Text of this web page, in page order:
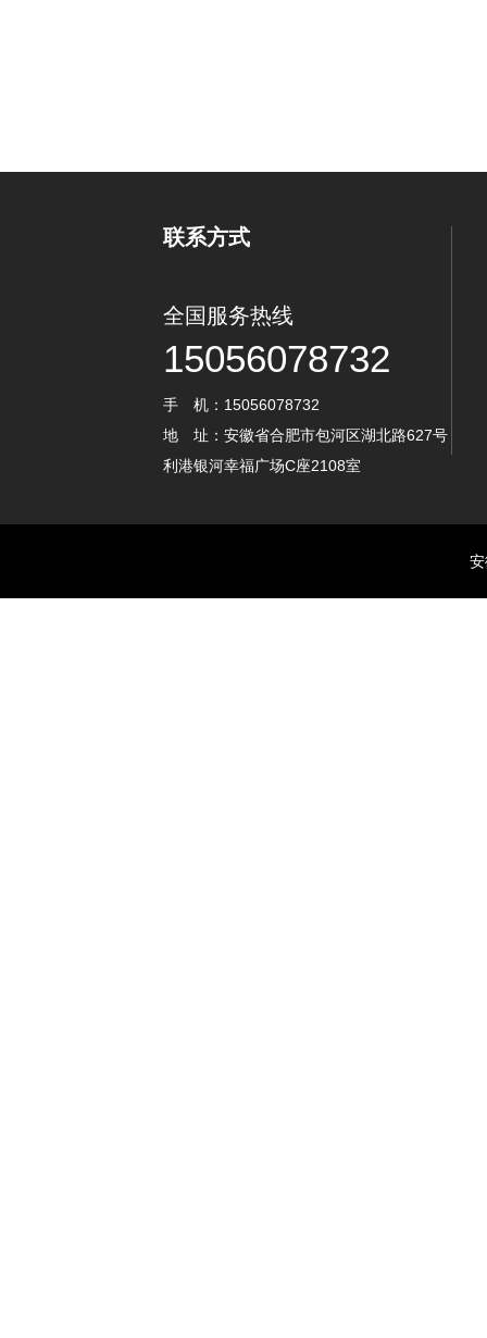
联系方式
全国服务热线
15056078732
手 机：15056078732
地 址：安徽省合肥市包河区湖北路627号
利港银河幸福广场C座2108室